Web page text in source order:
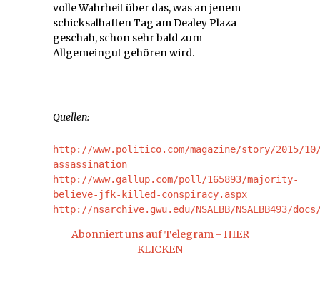
volle Wahrheit über das, was an jenem
schicksalhaften Tag am Dealey Plaza
geschah, schon sehr bald zum
Allgemeingut gehören wird.
Quellen:
http://www.politico.com/magazine/story/2015/
http://www.gallup.com/poll/165893/majority-
http://nsarchive.gwu.edu/NSAEBB/NSAEBB493/
Abonniert uns auf Telegram - HIER
KLICKEN